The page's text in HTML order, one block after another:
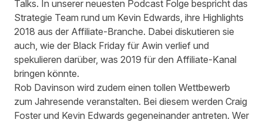
Talks. In unserer neuesten Podcast Folge bespricht das
Strategie Team rund um Kevin Edwards, ihre Highlights
2018 aus der Affiliate-Branche. Dabei diskutieren sie
auch, wie der Black Friday für Awin verlief und
spekulieren darüber, was 2019 für den Affiliate-Kanal
bringen könnte.
Rob Davinson wird zudem einen tollen Wettbewerb
zum Jahresende veranstalten. Bei diesem werden Craig
Foster und Kevin Edwards gegeneinander antreten. Wer